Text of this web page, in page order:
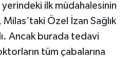
ilk müdahalesinin
Özel İzan Sağlık
Ancak burada tedavi
tüm çabalarına